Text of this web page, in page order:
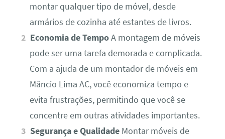
montar qualquer tipo de móvel, desde
armários de cozinha até estantes de livros.
Economia de TempoA montagem de móveis
pode ser uma tarefa demorada e complicada.
Com a ajuda de um montador de móveis em
Mâncio Lima AC, você economiza tempo e
evita frustrações, permitindo que você se
concentre em outras atividades importantes.
Segurança e Qualidade Montar móveis de